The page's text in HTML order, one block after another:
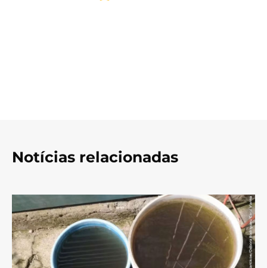
Notícias relacionadas